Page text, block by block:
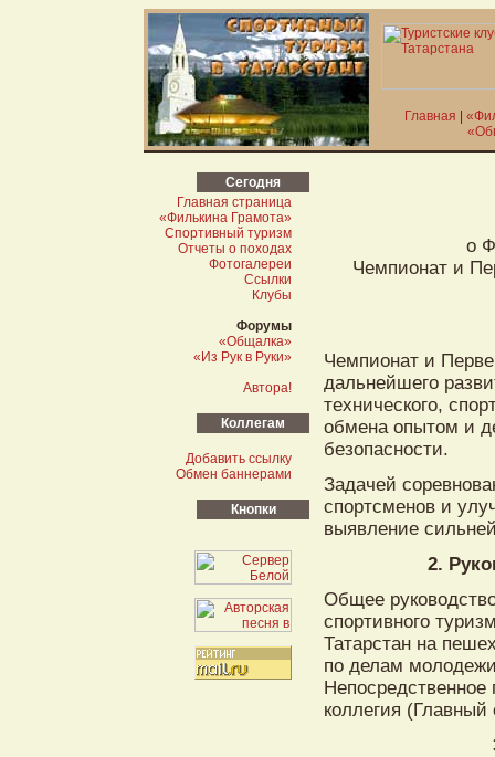
Главная
Сегодня
Главная страница
«Филькина Грамота»
Спортивный туризм
Отчеты о походах
Фотогалереи
Ссылки
Клубы
Форумы
«Общалка»
«Из Рук в Руки»
Автора!
Коллегам
Добавить ссылку
Обмен баннерами
Кнопки
о
Чемпионат и
Чемпионат и
дальнейшего
технического,
обмена опытом и
безопасности.
Задачей
спортсменов и
выявление
2.
Общее
спортивного
Татарстан на
по делам
Непосредственное
коллегия